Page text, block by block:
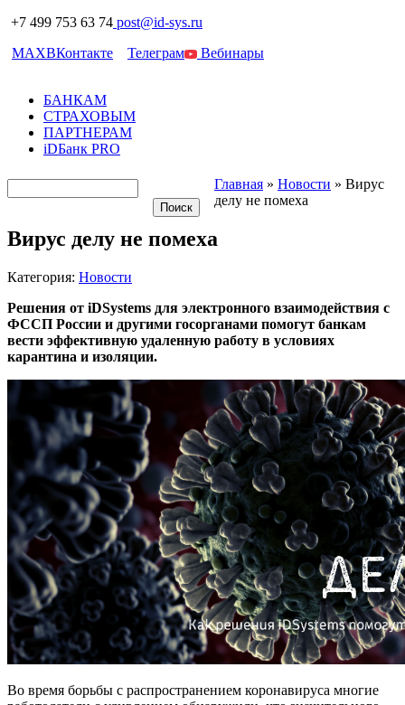
+7 499 753 63 74 post@id-sys.ru
MAXВКонтакте Телеграм Вебинары
БАНКАМ
СТРАХОВЫМ
ПАРТНЕРАМ
iDБанк PRO
Главная » Новости » Вирус
делу не помеха
Вирус делу не помеха
Категория: Новости
Решения от iDSystems для электронного взаимодействия с
ФССП России и другими госорганами помогут банкам
вести эффективную удаленную работу в условиях
карантина и изоляции.
Во время борьбы с распространением коронавируса многие